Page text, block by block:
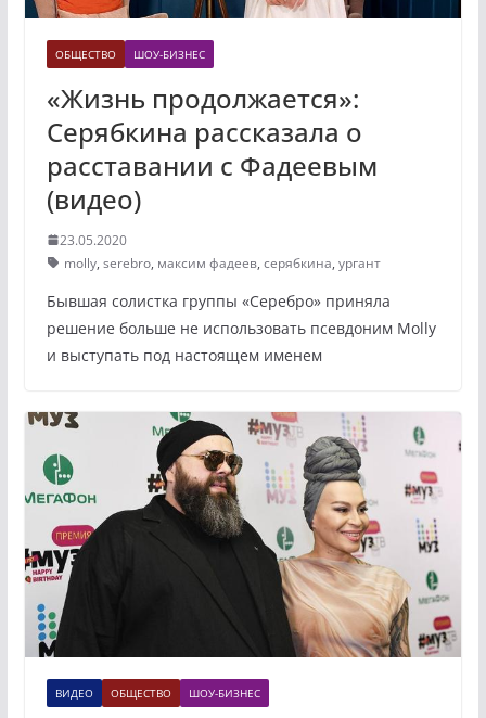
ОБЩЕСТВО ШОУ-БИЗНЕС
«Жизнь продолжается»:
Серябкина рассказала о
расставании с Фадеевым
(видео)
23.05.2020
molly, serebro, максим фадеев, серябкина, ургант
Бывшая солистка группы «Серебро» приняла
решение больше не использовать псевдоним Molly
и выступать под настоящем именем
ВИДЕО ОБЩЕСТВО ШОУ-БИЗНЕС